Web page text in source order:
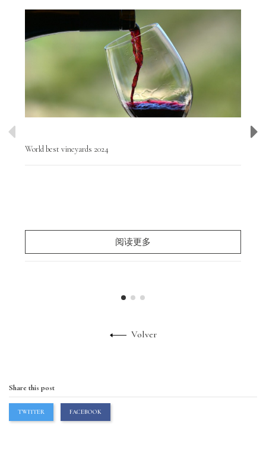
World best vineyards 2024
阅读更多
Volver
Share this post
TWITTER FACEBOOK